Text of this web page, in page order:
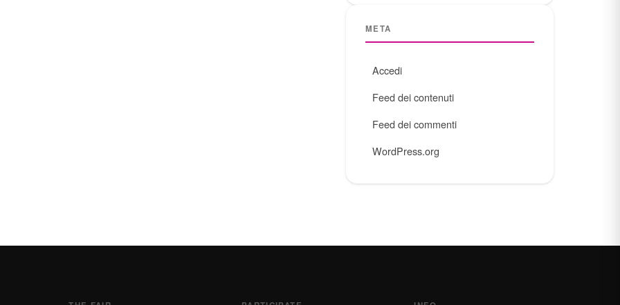
META
Accedi
Feed dei contenuti
Feed dei commenti
WordPress.org